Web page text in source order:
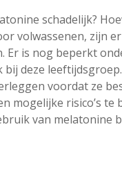
schadelijk?
volwassenen, zijn
Er is nog beperkt
deze
voordat ze
mogelijke risico’s te
van melatonine